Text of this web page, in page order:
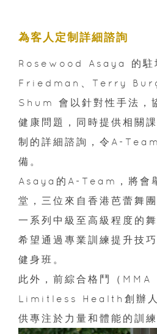
為客人定制詳細諮詢
Rosewood Asaya 的駐
Friedman、Terry
Shum 會以針對性手法，
健康問題，同時提供相關
制的詳細諮詢，令A-
備。
Asaya的A-Team，將會
堂，三位來自香港芭蕾舞
一系列中級至高級程度的
希望通過專業訓練提升技
健身班。
此外，前綜合格鬥（MMA
Limitless Health創辦
供專注於力量和體能的訓練